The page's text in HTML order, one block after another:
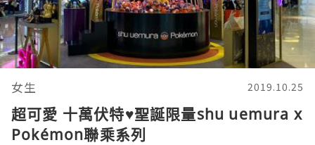
女生 2019.10.25
超可愛 十萬伏特♥聖誕限量shu uemura x
Pokémon聯乘系列